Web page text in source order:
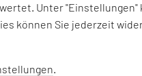
Unter
können Sie jederzeit
.